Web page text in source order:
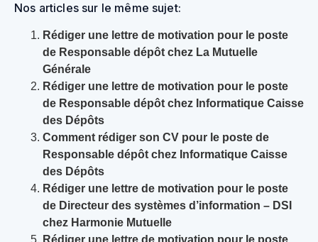
Nos articles sur le même sujet:
Rédiger une lettre de motivation pour le poste
de Responsable dépôt chez La Mutuelle
Générale
Rédiger une lettre de motivation pour le poste
de Responsable dépôt chez Informatique Caisse
des Dépôts
Comment rédiger son CV pour le poste de
Responsable dépôt chez Informatique Caisse
des Dépôts
Rédiger une lettre de motivation pour le poste
de Directeur des systèmes d’information – DSI
chez Harmonie Mutuelle
Rédiger une lettre de motivation pour le poste